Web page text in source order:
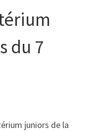
du 7
juniors de la